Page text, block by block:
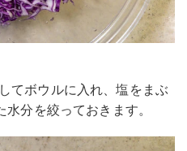
ボウルに入れ、塩をまぶ
分を絞っておきます。